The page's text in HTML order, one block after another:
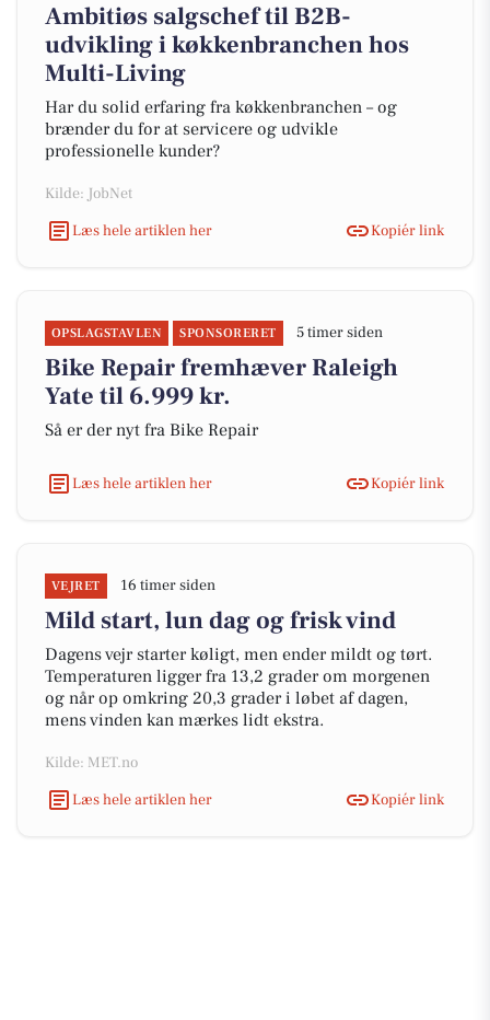
Ambitiøs salgschef til B2B-
udvikling i køkkenbranchen hos
Multi-Living
Har du solid erfaring fra køkkenbranchen – og
brænder du for at servicere og udvikle
professionelle kunder?
Kilde: JobNet
Læs hele artiklen her
Kopiér link
OPSLAGSTAVLEN SPONSORERET 5 timer siden
Bike Repair fremhæver Raleigh
Yate til 6.999 kr.
Så er der nyt fra Bike Repair
Læs hele artiklen her Kopiér link
VEJRET 16 timer siden
Mild start, lun dag og frisk vind
Dagens vejr starter køligt, men ender mildt og tørt.
Temperaturen ligger fra 13,2 grader om morgenen
og når op omkring 20,3 grader i løbet af dagen,
mens vinden kan mærkes lidt ekstra.
Kilde: MET.no
Læs hele artiklen her
Kopiér link